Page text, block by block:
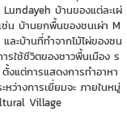
บ้านของแต่ละเผ่
ช่น บ้านยกพื้นของชนเผ่า M
ะบ้านที่ทำจากไม้ไผ่ของชน
รใช้ชีวิตของชาวพื้นเมือง ร
งแต่การแสดงการทำอาหา
ว่างการเยี่ยมจะ ภายในหมู่
Village